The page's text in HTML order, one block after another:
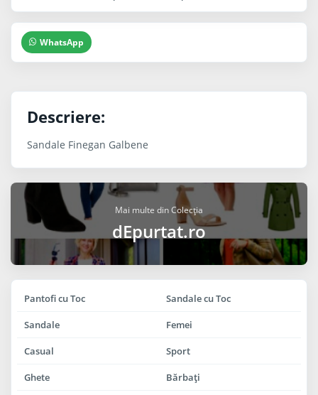
WhatsApp
Descriere:
Sandale Finegan Galbene
Mai multe din Colecția
dEpurtat.ro
Pantofi cu Toc Sandale cu Toc
Sandale Femei
Casual Sport
Ghete Bărbaţi